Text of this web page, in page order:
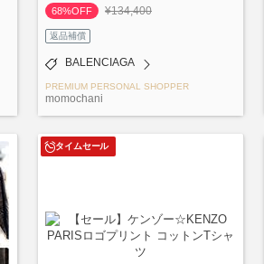
68%OFF
¥134,400
返品補償
BALENCIAGA
PREMIUM PERSONAL SHOPPER
momochani
タイムセール